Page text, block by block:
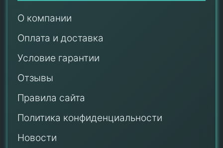
О компании
Оплата и доставка
Условие гарантии
Отзывы
Правила сайта
Политика конфиденциальности
Новости